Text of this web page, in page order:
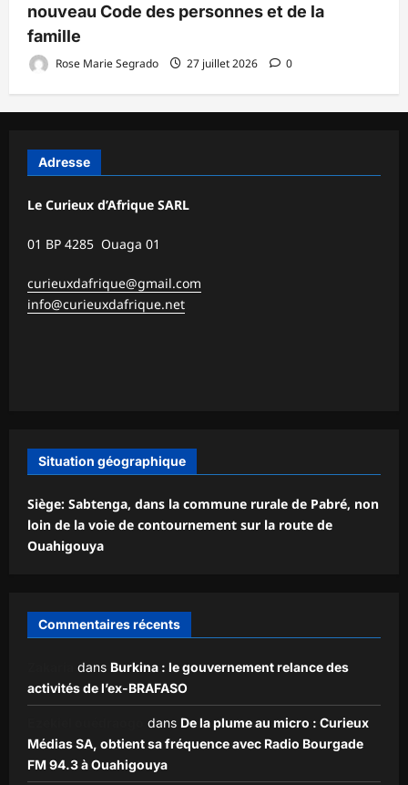
nouveau Code des personnes et de la
famille
Rose Marie Segrado 27 juillet 2026 0
Adresse
Le Curieux d’Afrique SARL
01 BP 4285 Ouaga 01
curieuxdafrique@gmail.com
info@curieuxdafrique.net
Situation géographique
Siège: Sabtenga, dans la commune rurale de Pabré, non
loin de la voie de contournement sur la route de
Ouahigouya
Commentaires récents
dans Burkina : le gouvernement relance des
activités de l’ex-BRAFASO
dans De la plume au micro : Curieux
Médias SA, obtient sa fréquence avec Radio Bourgade
FM 94.3 à Ouahigouya